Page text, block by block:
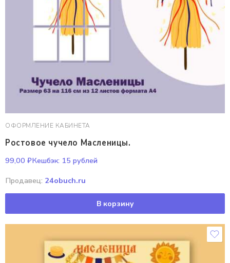
ОФОРМЛЕНИЕ КАБИНЕТА
Ростовое чучело Масленицы.
99,00 ₽Кешбэк: 15 рублей
Продавец: 24obuch.ru
В корзину